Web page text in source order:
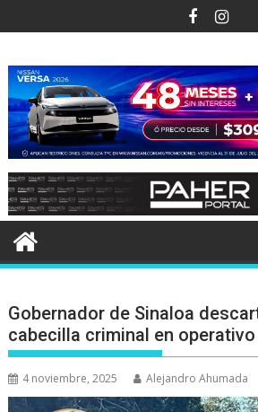
al
Gobernador de Sinaloa
cabecilla criminal en operativo
4 noviembre, 2025 Alejandro Ahumada